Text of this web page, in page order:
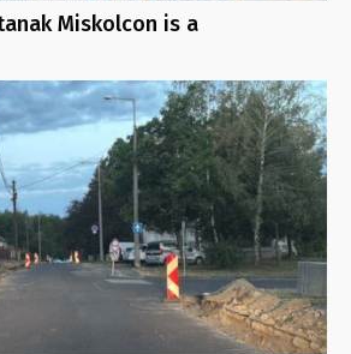
Miskolcon is a